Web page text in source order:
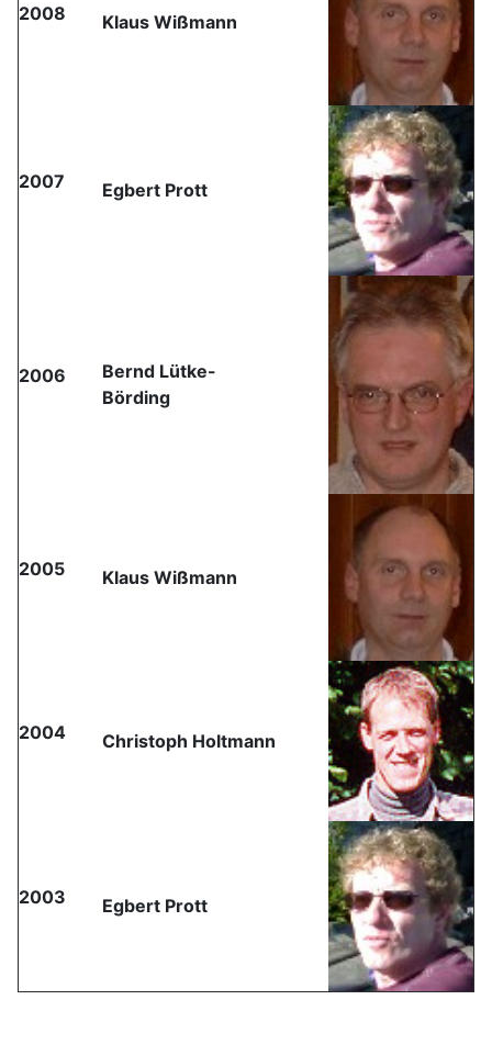
2008 Klaus Wißmann
2007 Egbert Prott
2006
Bernd Lütke-
Börding
2005 Klaus Wißmann
2004 Christoph Holtmann
2003 Egbert Prott